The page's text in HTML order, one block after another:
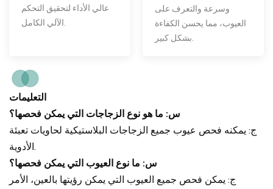
عالي الأداء لتحقيق التحكم
الآلي الكامل.
وسرعة والتعرف على
العيوب، مما يحسن الكفاءة
التعليمات
س: ما هو نوع الزجاجات التي يمكن فحصها؟
ج: يمكنه فحص عيوب جميع الزجاجات البلاستيكية لحاويات تعبئة
الأدوية.
س: ما نوع العيوب التي يمكن فحصها؟
ج: يمكن فحص جميع العيوب التي يمكن رؤيتها بالعين، الأمر